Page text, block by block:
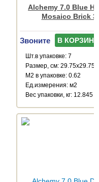
Alchemy 7.0 Blue
Mosaico Brick
Звоните В КОРЗИНУ
Шт.в упаковке: 7
Размер, см: 29.75x29.75
М2 в упаковке: 0.62
Ед.измерения: м2
Веc упаковки, кг: 12.845